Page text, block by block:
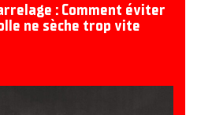
: Comment éviter
ne sèche trop vite